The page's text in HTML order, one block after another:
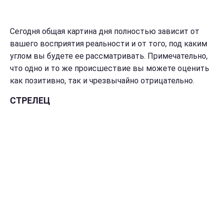
Сегодня общая картина дня полностью зависит от
вашего восприятия реальности и от того, под каким
углом вы будете ее рассматривать. Примечательно,
что одно и то же происшествие вы можете оценить
как позитивно, так и чрезвычайно отрицательно.
СТРЕЛЕЦ